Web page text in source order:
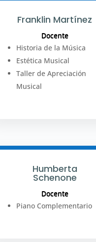
Franklin Martínez
Docente
Historia de la Música
Estética Musical
Taller de Apreciación
Musical
Humberta
Schenone
Docente
Piano Complementario